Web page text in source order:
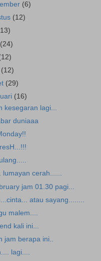
(6)
(12)
(24)
(12)
(29)
(16)
kesegaran lagi...
duniaaa
lumayan cerah......
jam 01.30 pagi...
atau sayang........
malem....
kali ini...
jam berapa ini..
lagi....